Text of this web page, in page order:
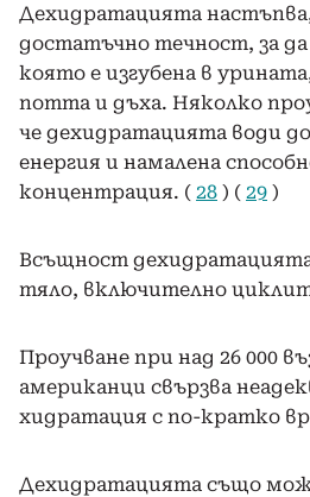
Дехидратацията
достатъчно течност, за да
която е изгубена в
потта и дъха. Няколко
че дехидратацията води
енергия и намалена
концентрация. ( 28 ) ( 29 )
Всъщност дехидратацията
тяло, включително
Проучване при над 26 000
американци свързва
хидратация с по-кратко
Дехидратацията също